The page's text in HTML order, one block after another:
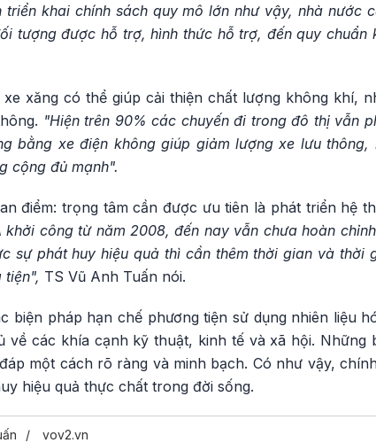
triển khai chính sách quy mô lớn như vậy, nhà nước
tượng được hỗ trợ, hình thức hỗ trợ, đến quy chuẩn
xăng có thể giúp cải thiện chất lượng không khí,
"Hiện trên 90% các chuyến đi trong đô thị vẫn
bằng xe điện không giúp giảm lượng xe lưu thông,
cộng đủ mạnh".
điểm: trọng tâm cần được ưu tiên là phát triển hệ
công từ năm 2008, đến nay vẫn chưa hoàn
sự phát huy hiệu quả thì cần thêm thời gian và thời
tiện", TS Vũ Anh Tuấn nói.
biện pháp hạn chế phương tiện sử dụng nhiên liệu
về các khía cạnh kỹ thuật, kinh tế và xã hội. Những
một cách rõ ràng và minh bạch. Có như vậy,
hiệu quả thực chất trong đời sống.
vov2.vn